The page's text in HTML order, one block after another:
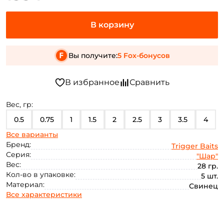
Вес, гр:
0.5
0.75 1 1.5 2 2.5 3 3.5 4
5 6 7
14 14 + 16 16 18 20 22 24 26
28 30 32 34 36 38 40 42
44 46 48
Все варианты
Бренд:
Trigger Baits
Серия:
"Шар"
Вес:
28 гр.
Кол-во в упаковке:
5 шт.
Материал:
Свинец
Все характеристики
Вы получите:5 Fox-бонусов